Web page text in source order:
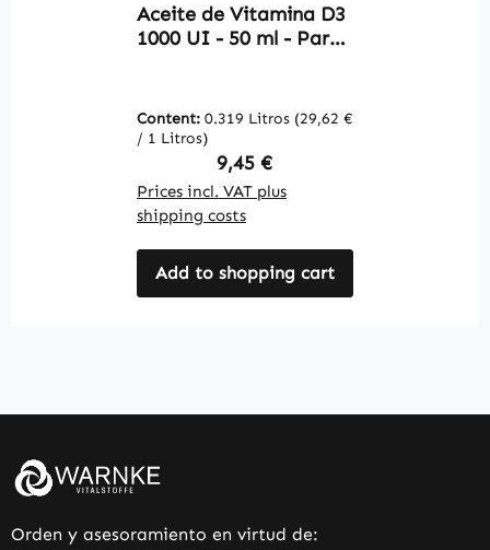
Aceite de Vitamina D3
1000 UI - 50 ml - Para
| Warnke Vitalstoffe
Content: 0.319 Litros (29,62 €
/ 1 Litros)
Regular price:
9,45 €
Prices incl. VAT plus
shipping costs
Add to shopping cart
Orden y asesoramiento en virtud de: